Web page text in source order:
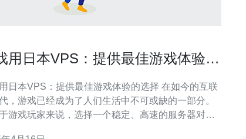
用日本VPS：提供最佳游戏体验的
本VPS：提供最佳游戏体验的选择 在如今的互联
，游戏已经成为了人们生活中不可或缺的一部分。
游戏玩家来说，选择一个稳定、高速的服务器对于